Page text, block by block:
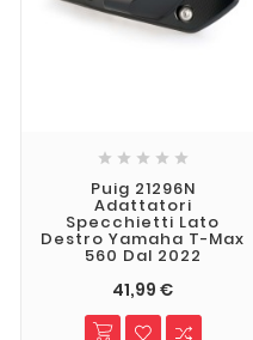
    
Puig 21296N
Adattatori
Specchietti Lato
Destro Yamaha T-Max
560 Dal 2022
41,99 €